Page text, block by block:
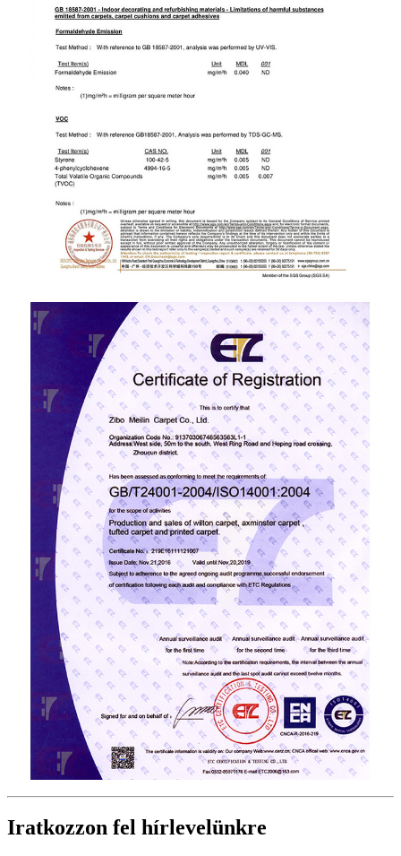
Iratkozzon fel hírlevelünkre